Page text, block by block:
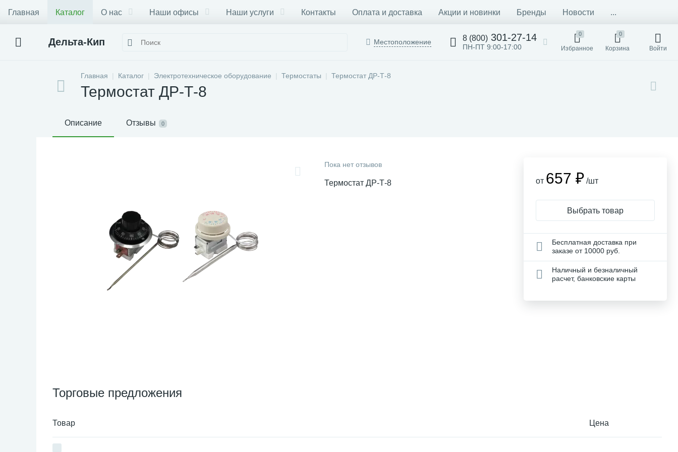
Главная Каталог О нас Наши офисы Наши услуги Контакты Оплата и доставка Акции и новинки Бренды Новости ...
Дельта-Кип Местоположение 8 (800) 301-27-14
ПН-ПТ 9:00-17:00
0
Избранное
0
Корзина Войти
Главная Каталог Электротехническое оборудование Термостаты Термостат ДР-Т-8
Термостат ДР-Т-8
Описание Отзывы 0
Пока нет отзывов
Термостат ДР-Т-8
Торговые предложения
Товар Цена
от 657 ₽ /шт
Выбрать товар
Бесплатная доставка при
заказе от 10000 руб.
Наличный и безналичный
расчет, банковские карты